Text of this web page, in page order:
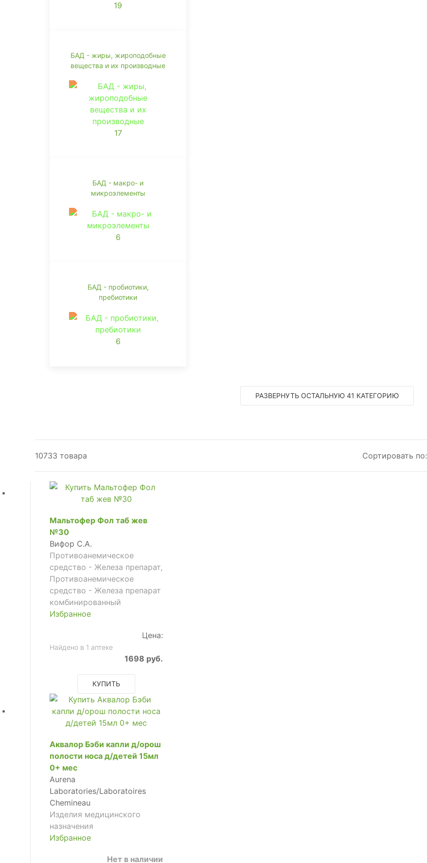
19
БАД - жиры, жироподобные
вещества и их производные
17
БАД - макро- и
микроэлементы
6
БАД - пробиотики,
пребиотики
6
РАЗВЕРНУТЬ ОСТАЛЬНУЮ 41 КАТЕГОРИЮ
10733 товара Сортировать по:
Мальтофер Фол таб жев
№30
Вифор С.А.
Противоанемическое
средство - Железа препарат,
Противоанемическое
средство - Железа препарат
комбинированный
Избранное
Цена:
Найдено в 1 аптеке
1698 руб.
КУПИТЬ
Аквалор Бэби капли д/орош
полости носа д/детей 15мл
0+ мес
Aurena
Laboratories/Laboratoires
Chemineau
Изделия медицинского
назначения
Избранное
Нет в наличии